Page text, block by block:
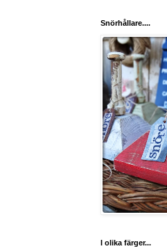
Snörhållare....
I olika färger...